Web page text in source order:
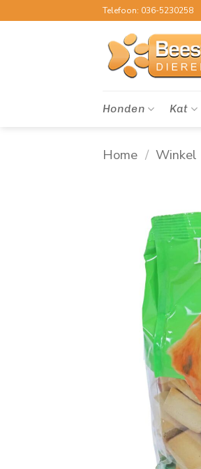
naar
Telefoon: 036-5230258
Honden Kat
Home / Winkel